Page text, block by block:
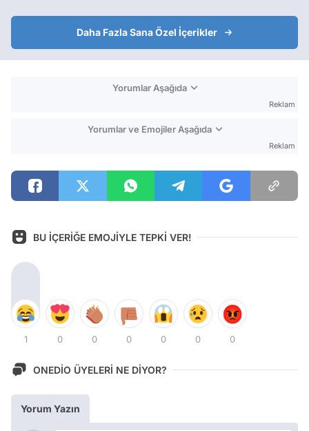
Daha Fazla Sana Özel İçerikler
Yorumlar Aşağıda
Reklam
Yorumlar ve Emojiler Aşağıda
Reklam
BU İÇERİĞE EMOJİYLE TEPKİ VER!
1 0 0 0 0 0 0
ONEDİO ÜYELERİ NE DİYOR?
Yorum Yazın